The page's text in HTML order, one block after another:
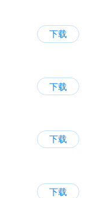
下载
下载
下载
下载